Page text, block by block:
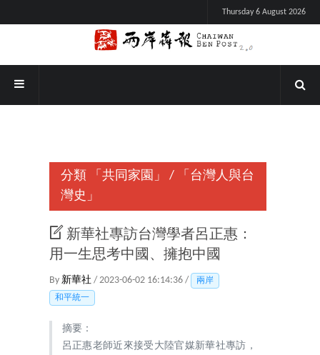
Thursday 6 August 2026
分類 「共同家園」 /
「台灣人與台
灣史」
新華社專訪台灣學者呂正惠：
用一生思考中國、擁抱中國
By 新華社 / 2023-06-02 16:14:36 /
兩岸
和平統一
摘要：
呂正惠老師近來接受大陸官媒新華社專訪，